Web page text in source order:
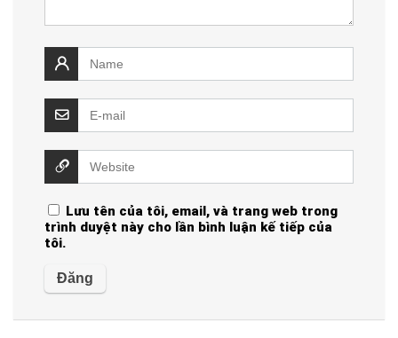
Lưu tên của tôi, email, và trang web trong
trình duyệt này cho lần bình luận kế tiếp của
tôi.